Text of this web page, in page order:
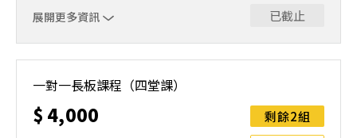
展開更多資訊
已截止
一對一長板課程（四堂課）
$ 4,000
剩餘2組